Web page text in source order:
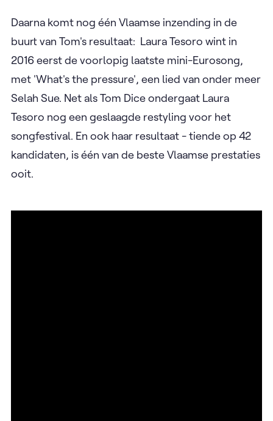
Daarna komt nog één Vlaamse inzending in de
buurt van Tom's resultaat: Laura Tesoro wint in
2016 eerst de voorlopig laatste mini-Eurosong,
met 'What's the pressure', een lied van onder meer
Selah Sue. Net als Tom Dice ondergaat Laura
Tesoro nog een geslaagde restyling voor het
songfestival. En ook haar resultaat - tiende op 42
kandidaten, is één van de beste Vlaamse prestaties
ooit.